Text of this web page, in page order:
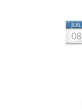
JUIL
08